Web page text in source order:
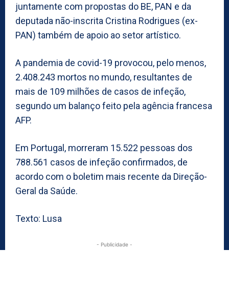
juntamente com propostas do BE, PAN e da
deputada não-inscrita Cristina Rodrigues (ex-
PAN) também de apoio ao setor artístico.
A pandemia de covid-19 provocou, pelo menos,
2.408.243 mortos no mundo, resultantes de
mais de 109 milhões de casos de infeção,
segundo um balanço feito pela agência francesa
AFP.
Em Portugal, morreram 15.522 pessoas dos
788.561 casos de infeção confirmados, de
acordo com o boletim mais recente da Direção-
Geral da Saúde.
Texto: Lusa
- Publicidade -